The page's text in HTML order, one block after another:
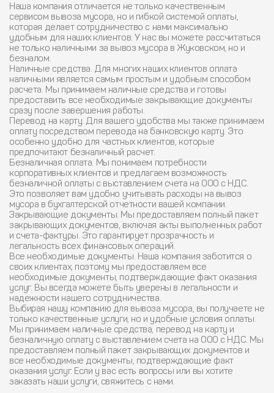
Наша компания отличается не только качественным
сервисом вывоза мусора, но и гибкой системой оплаты,
которая делает сотрудничество с нами максимально
удобным для наших клиентов. У нас вы можете рассчитаться
не только наличными за вывоз мусора в Жуковском, но и
безналом.
Наличные средства. Для многих наших клиентов оплата
наличными является самым простым и удобным способом
расчета. Мы принимаем наличные средства и готовы
предоставить все необходимые закрывающие документы
сразу после завершения работы.
Перевод на карту. Для вашего удобства мы также принимаем
оплату посредством перевода на банковскую карту. Это
особенно удобно для частных клиентов, которые
предпочитают безналичный расчет.
Безналичная оплата. Мы понимаем потребности
корпоративных клиентов и предлагаем возможность
безналичной оплаты с выставлением счета на ООО с НДС.
Это позволяет вам удобно учитывать расходы на вывоз
мусора в бухгалтерской отчетности вашей компании.
Закрывающие документы. Мы предоставляем полный пакет
закрывающих документов, включая акты выполненных работ
и счета-фактуры. Это гарантирует прозрачность и
легальность всех финансовых операций.
Все необходимые документы. Наша компания заботится о
своих клиентах, поэтому мы предоставляем все
необходимые документы, подтверждающие факт оказания
услуг. Вы всегда можете быть уверены в легальности и
надежности нашего сотрудничества.
Выбирая нашу компанию для вывоза мусора, вы получаете не
только качественные услуги, но и удобные условия оплаты.
Мы принимаем наличные средства, перевод на карту и
безналичную оплату с выставлением счета на ООО с НДС. Мы
предоставляем полный пакет закрывающих документов и
все необходимые документы, подтверждающие факт
оказания услуг. Если у вас есть вопросы или вы хотите
заказать наши услуги, свяжитесь с нами.